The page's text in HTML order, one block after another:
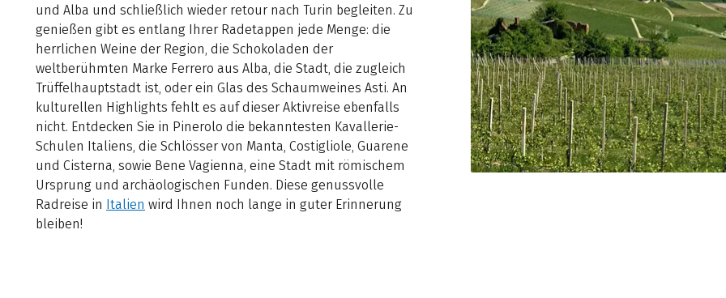
und Alba und schließlich wieder retour nach Turin begleiten. Zu
genießen gibt es entlang Ihrer Radetappen jede Menge: die
herrlichen Weine der Region, die Schokoladen der
weltberühmten Marke Ferrero aus Alba, die Stadt, die zugleich
Trüffelhauptstadt ist, oder ein Glas des Schaumweines Asti. An
kulturellen Highlights fehlt es auf dieser Aktivreise ebenfalls
nicht. Entdecken Sie in Pinerolo die bekanntesten Kavallerie-
Schulen Italiens, die Schlösser von Manta, Costigliole, Guarene
und Cisterna, sowie Bene Vagienna, eine Stadt mit römischem
Ursprung und archäologischen Funden. Diese genussvolle
Radreise in Italien wird Ihnen noch lange in guter Erinnerung
bleiben!